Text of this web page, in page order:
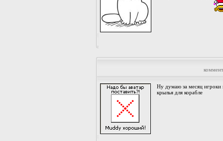
Ну думаю за месяц игроки
крылья для корабле